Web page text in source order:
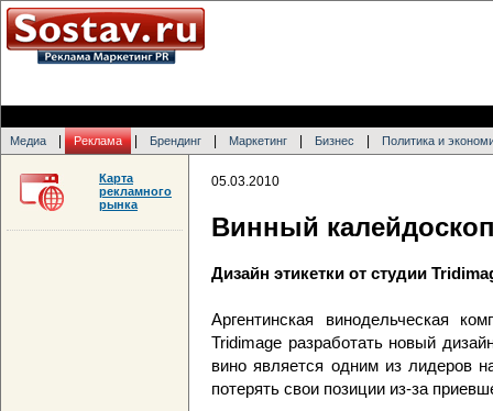
Медиа Реклама Брендинг Маркетинг Бизнес Политика и
05.03.2010
Винный
Дизайн этикетки от студии
Аргентинская винодельческая
Tridimage разработать новый
вино является одним из лидеров
потерять свои позиции из-за
Карта
рекламного
рынка